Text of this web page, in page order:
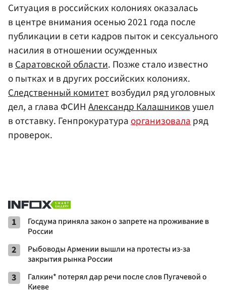
Ситуация в российских колониях оказалась
в центре внимания осенью 2021 года после
публикации в сети кадров пыток и сексуального
насилия в отношении осужденных
вСаратовской области. Позже стало известно
о пытках и в других российских колониях.
Следственный комитетвозбудил ряд уголовных
дел, а глава ФСИН Александр Калашниковушел
в отставку. Генпрокуратураорганизоваларяд
проверок.
1
Госдума приняла закон о запрете на проживание в
России
2
Рыбоводы Армении вышли на протесты из-за
закрытия рынка России
3
Галкин* потерял дар речи после слов Пугачевой о
Киеве